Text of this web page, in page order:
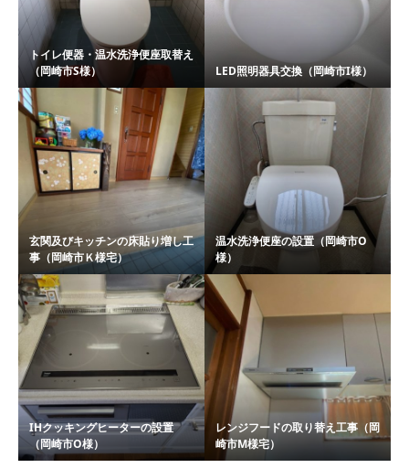
トイレ便器・温水洗浄便座取替え
（岡崎市S様）
LED照明器具交換（岡崎市I様）
玄関及びキッチンの床貼り増し工
事（岡崎市Ｋ様宅）
温水洗浄便座の設置（岡崎市O
様）
IHクッキングヒーターの設置
（岡崎市O様）
レンジフードの取り替え工事（岡
崎市M様宅）